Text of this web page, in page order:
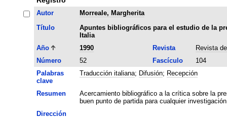
Autor
Morreale, Margherita
Título
Apuntes bibliográficos para el estudio de la
Italia
Año
1990 Revista
Revista
Número
52 Fascículo
104
Palabras
clave
Traducción italiana; Difusión; Recepción
Resumen
Acercamiento bibliográfico a la crítica sobre la
buen punto de partida para cualquier
Dirección